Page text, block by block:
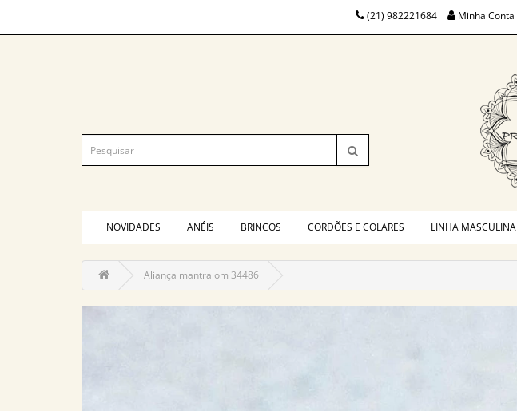
(21) 982221684 Minha Conta
NOVIDADES ANÉIS BRINCOS CORDÕES E COLARES LINHA MASCULINA
Aliança mantra om 34486